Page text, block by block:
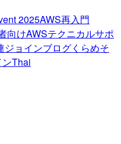
2025AWS再入門
向けAWSテクニカルサポ
ジョインブログくらめそ
Thai